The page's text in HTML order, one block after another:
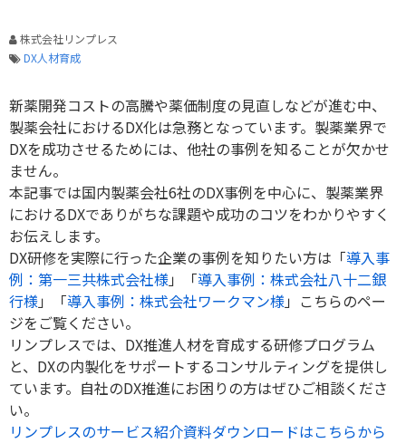
株式会社リンプレス
DX人材育成
新薬開発コストの高騰や薬価制度の見直しなどが進む中、
製薬会社におけるDX化は急務となっています。製薬業界で
DXを成功させるためには、他社の事例を知ることが欠かせ
ません。
本記事では国内製薬会社6社のDX事例を中心に、製薬業界
におけるDXでありがちな課題や成功のコツをわかりやすく
お伝えします。
DX研修を実際に行った企業の事例を知りたい方は「導入事
例：第一三共株式会社様」「導入事例：株式会社八十二銀
行様」「導入事例：株式会社ワークマン様」こちらのペー
ジをご覧ください。
リンプレスでは、DX推進人材を育成する研修プログラム
と、DXの内製化をサポートするコンサルティングを提供し
ています。自社のDX推進にお困りの方はぜひご相談くださ
い。
リンプレスのサービス紹介資料ダウンロードはこちらから